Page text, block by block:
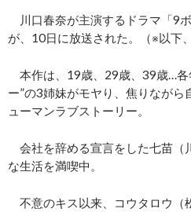
川口春奈が主演するドラマ「9
が、10日に放送された。（※以下
本作は、19歳、29歳、39歳…各
ー”の3姉妹がモヤり、焦りながら
ューマンラブストーリー。
会社を辞める宣言をした七苗（
な生活を満喫中。
不意のキス以来、コウタロウ（